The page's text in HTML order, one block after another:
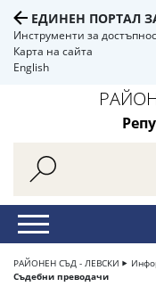
ЕДИНЕН ПОРТАЛ
Инструменти за
Карта на сайта
English
РАЙОНЕН СЪД - ЛЕВСКИ
Съдебни преводачи